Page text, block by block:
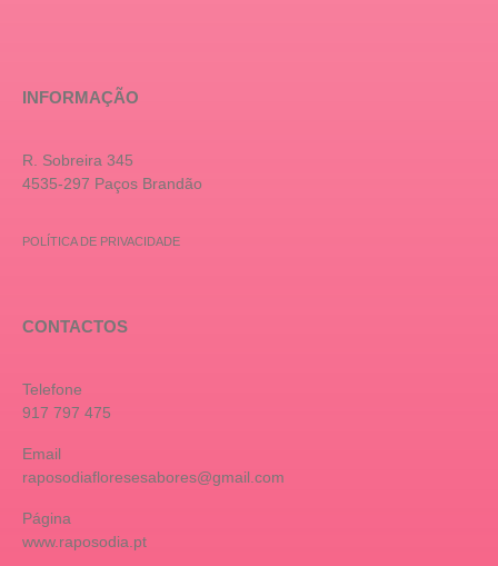
INFORMAÇÃO
R. Sobreira 345
4535-297 Paços Brandão
POLÍTICA DE PRIVACIDADE
CONTACTOS
Telefone
917 797 475
Email
raposodiafloresesabores@gmail.com
Página
www.raposodia.pt